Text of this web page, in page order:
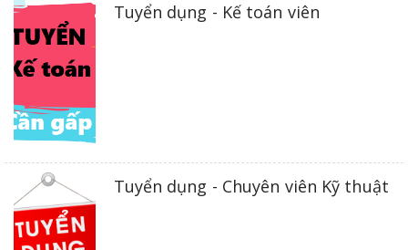
Tuyển dụng - Kế toán viên
Tuyển dụng - Chuyên viên Kỹ thuật